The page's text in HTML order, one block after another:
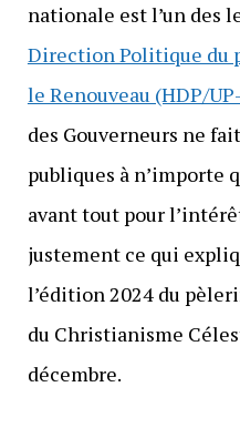
nationale est l’un des
Direction Politique du
le Renouveau (HDP/
des Gouverneurs ne
publiques à n’importe
avant tout pour
justement ce qui
l’édition 2024 du
du Christianisme
décembre.